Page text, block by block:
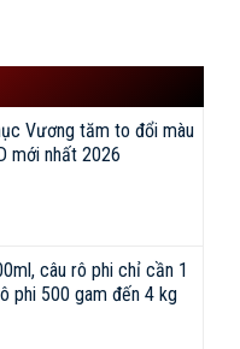
Vương tăm to đổi màu
mới nhất 2026
câu rô phi chỉ cần 1
phi 500 gam đến 4 kg